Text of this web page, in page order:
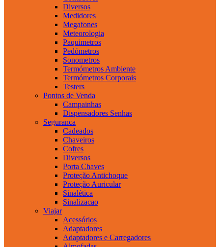
Diversos
Medidores
Megafones
Meteorologia
Paquimetros
Pedómetros
Sonometros
Termómetros Ambiente
Termómetros Corporais
Testers
Pontos de Venda
Campainhas
Dispensadores Senhas
Seguranca
Cadeados
Chaveiros
Cofres
Diversos
Porta Chaves
Proteção Antichoque
Proteção Auricular
Sinalética
Sinalizacao
Viajar
Acessórios
Adaptadores
Adaptadores e Carregadores